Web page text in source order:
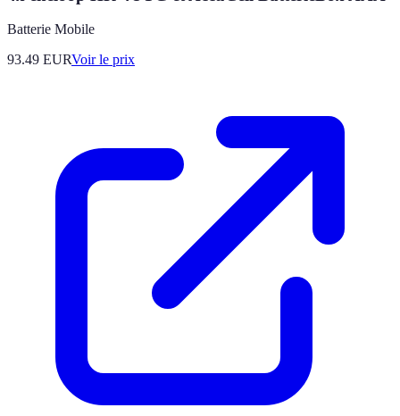
Batterie Mobile
93.49 EURVoir le prix